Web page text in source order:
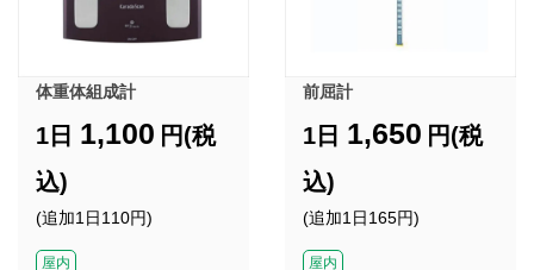
体重体組成計
1日 1,100 円(税
込)
(追加1日110円)
屋内
前屈計
1日 1,650 円(税
込)
(追加1日165円)
屋内